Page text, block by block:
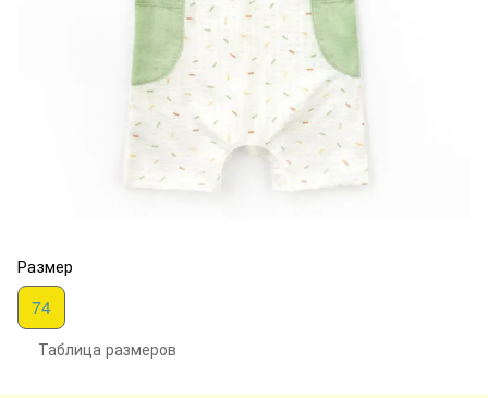
Размер
74
Таблица размеров